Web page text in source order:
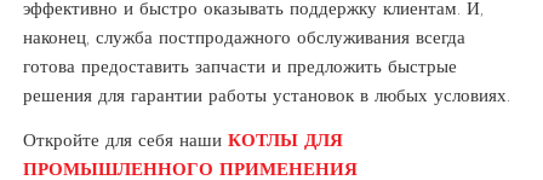
эффективно и быстро оказывать поддержку клиентам. И,
наконец, служба постпродажного обслуживания всегда
готова предоставить запчасти и предложить быстрые
решения для гарантии работы установок в любых условиях.
Откройте для себя наши КОТЛЫ ДЛЯ
ПРОМЫШЛЕННОГО ПРИМЕНЕНИЯ